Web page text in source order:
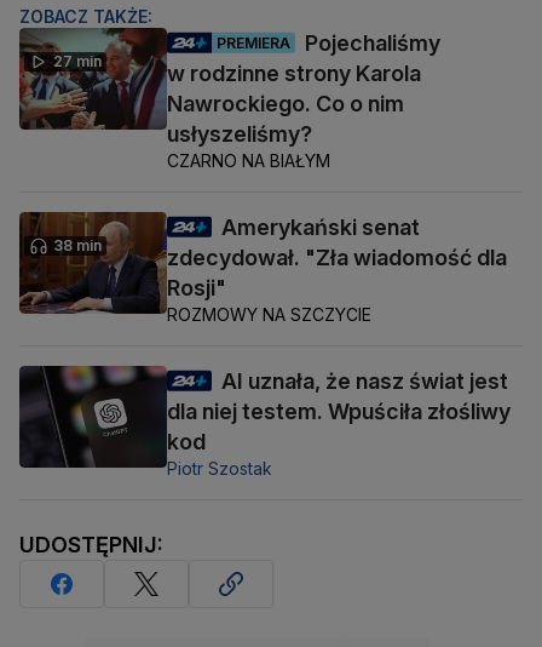
ZOBACZ TAKŻE:
27 min
PREMIERA
Pojechaliśmy
w rodzinne strony Karola
Nawrockiego. Co o nim
usłyszeliśmy?
CZARNO NA BIAŁYM
38 min
Amerykański senat
zdecydował. "Zła wiadomość dla
Rosji"
ROZMOWY NA SZCZYCIE
AI uznała, że nasz świat jest
dla niej testem. Wpuściła złośliwy
kod
Piotr Szostak
UDOSTĘPNIJ: